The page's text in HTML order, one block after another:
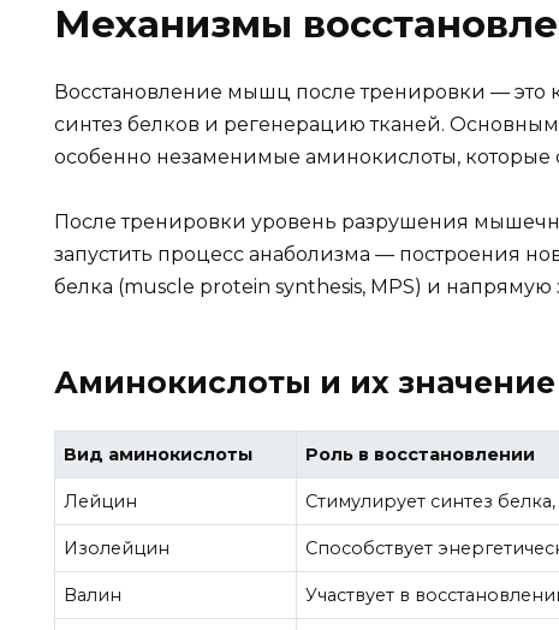
Механизмы
Восстановление мышц после тренировки —
синтез белков и регенерацию тканей.
особенно незаменимые аминокислоты, которые
После тренировки уровень разрушения
запустить процесс анаболизма — построения
белка (muscle protein synthesis, MPS) и
Аминокислоты и их значение
Вид аминокислоты Роль в восстановлении
Лейцин Стимулирует синтез
Изолейцин Способствует
Валин Участвует в